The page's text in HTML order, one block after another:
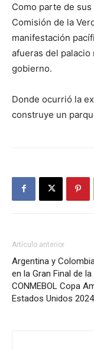
Como parte de
Comisión de la
manifestación
afueras del
gobierno.
Donde ocurrió la
construye un
Artículo anterior
Argentina y
en la Gran Final de la
CONMEBOL Copa
Estados Unidos 2024